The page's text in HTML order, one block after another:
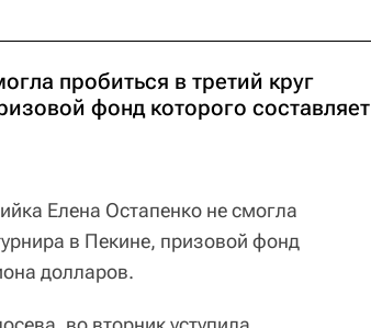
пробиться в третий круг
фонд которого составляет
Елена Остапенко не смогла
в Пекине, призовой фонд
долларов.